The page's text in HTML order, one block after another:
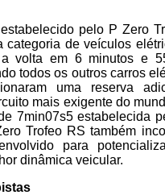
pelo P Zero
categoria de veículos
volta em 6 minutos e
todos os outros carros
uma reserva
mais exigente do
7min07s5 estabelecida
Trofeo RS também
para
dinâmica veicular.